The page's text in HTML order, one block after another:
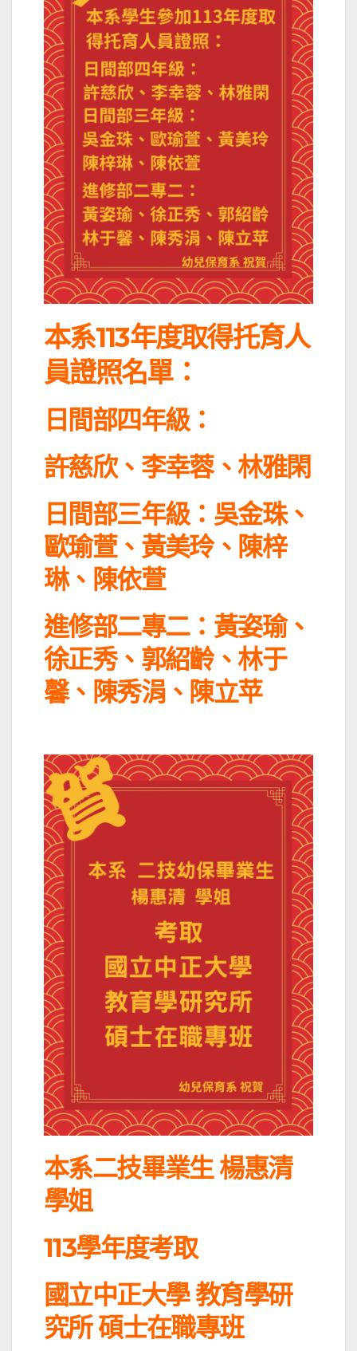
本系113年度取得托育人
員證照名單：
日間部四年級：
許慈欣、李幸蓉、林雅閑
日間部三年級： 吳金珠、
歐瑜萱、黃美玲、 陳梓
琳、陳依萱
進修部二專二： 黃姿瑜、
徐正秀、郭紹齡、 林于
馨、陳秀涓、陳立苹
本系二技畢業生 楊惠清
學姐
113學年度考取
國立中正大學 教育學研
究所 碩士在職專班